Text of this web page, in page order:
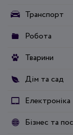
Транспорт
Робота
Тварини
Дім та сад
Електроніка
Бізнес та